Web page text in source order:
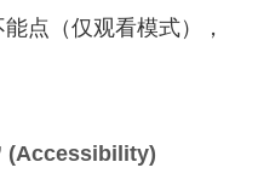
点（仅观看模式），
(Accessibility)